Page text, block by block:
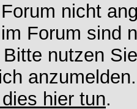
nicht
Forum sind
nutzen
hier tun.